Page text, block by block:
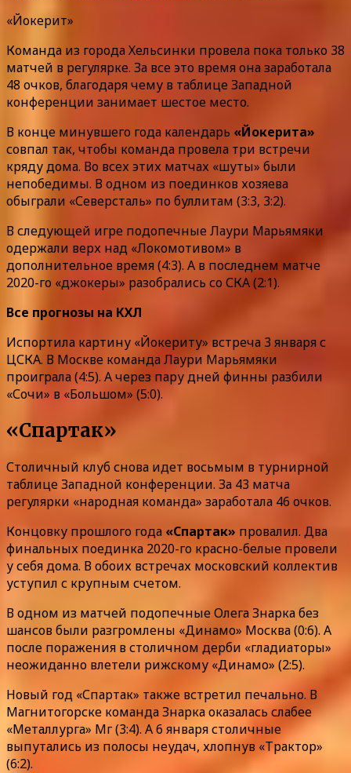
«Йокерит»
Команда из города Хельсинки провела пока только 38
матчей в регулярке. За все это время она заработала
48 очков, благодаря чему в таблице Западной
конференции занимает шестое место.
В конце минувшего года календарь «Йокерита»
совпал так, чтобы команда провела три встречи
кряду дома. Во всех этих матчах «шуты» были
непобедимы. В одном из поединков хозяева
обыграли «Северсталь» по буллитам (3:3, 3:2).
В следующей игре подопечные Лаури Марьямяки
одержали верх над «Локомотивом» в
дополнительное время (4:3). А в последнем матче
2020-го «джокеры» разобрались со СКА (2:1).
Все прогнозы на КХЛ
Испортила картину «Йокериту» встреча 3 января с
ЦСКА. В Москве команда Лаури Марьямяки
проиграла (4:5). А через пару дней финны разбили
«Сочи» в «Большом» (5:0).
«Спартак»
Столичный клуб снова идет восьмым в турнирной
таблице Западной конференции. За 43 матча
регулярки «народная команда» заработала 46 очков.
Концовку прошлого года «Спартак» провалил. Два
финальных поединка 2020-го красно-белые провели
у себя дома. В обоих встречах московский коллектив
уступил с крупным счетом.
В одном из матчей подопечные Олега Знарка без
шансов были разгромлены «Динамо» Москва (0:6). А
после поражения в столичном дерби «гладиаторы»
неожиданно влетели рижскому «Динамо» (2:5).
Новый год «Спартак» также встретил печально. В
Магнитогорске команда Знарка оказалась слабее
«Металлурга» Мг (3:4). А 6 января столичные
выпутались из полосы неудач, хлопнув «Трактор»
(6:2).